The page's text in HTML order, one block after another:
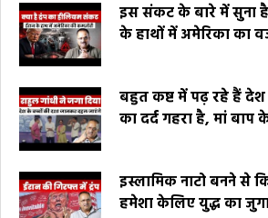
इस संकट के बारे में सुना
के हाथों में अमेरिका का
बहुत कष्ट में पढ़ रहे हैं
का दर्द गहरा है, मां
इस्लामिक नाटो बनने से
हमेशा केलिए युद्ध का